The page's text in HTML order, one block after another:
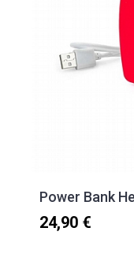
Power Bank
24,90 €